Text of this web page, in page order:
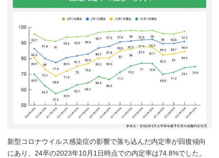
新型コロナウイルス感染症の影響で落ち込んだ内定率が回復傾向
にあり、24卒の2023年10月1日時点での内定率は74.8%でした。